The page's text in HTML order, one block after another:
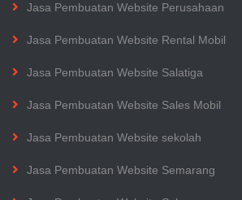
Jasa Pembuatan Website Perusahaan
Jasa Pembuatan Website Rental Mobil
Jasa Pembuatan Website Salatiga
Jasa Pembuatan Website Sales Mobil
Jasa Pembuatan Website sekolah
Jasa Pembuatan Website Semarang